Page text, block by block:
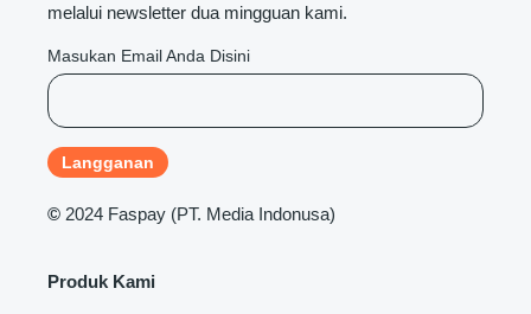
melalui newsletter dua mingguan kami.
Masukan Email Anda Disini
© 2024 Faspay (PT. Media Indonusa)
Produk Kami